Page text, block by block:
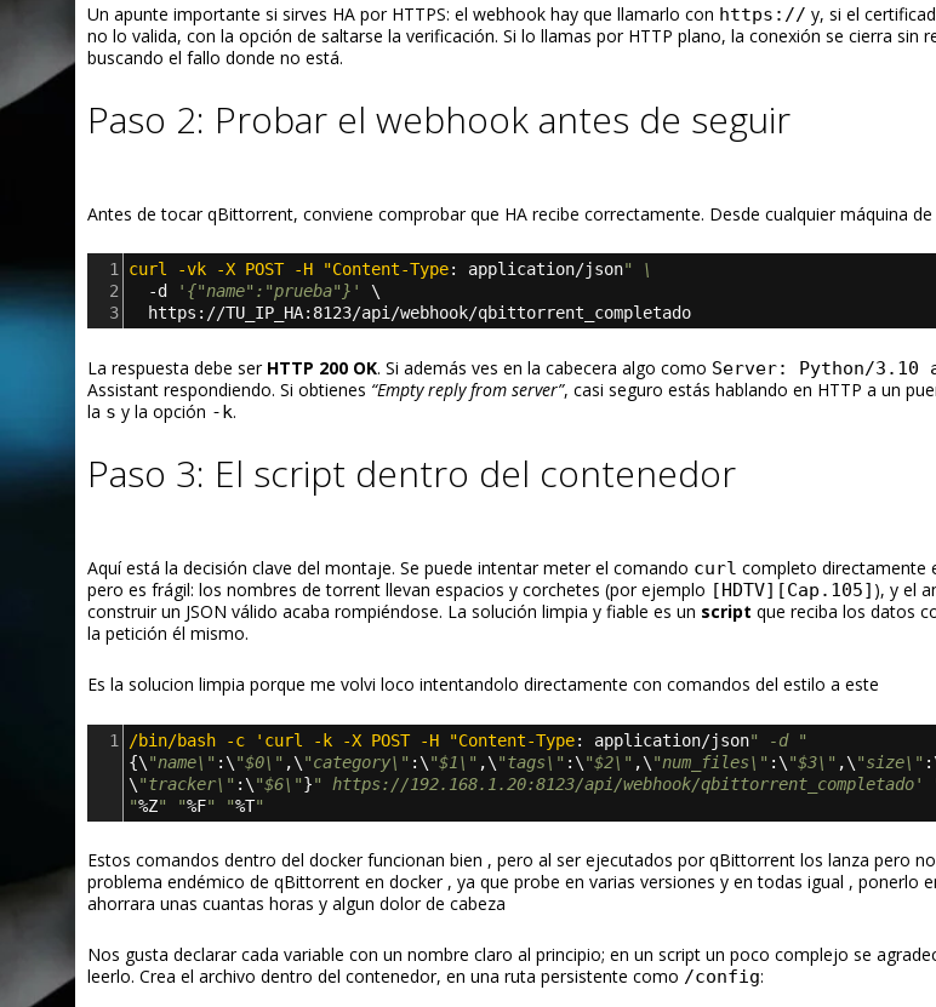
Un apunte importante si sirves HA por HTTPS: el webhook hay que llamarlo con https:// y, si el
no lo valida, con la opción de saltarse la verificación. Si lo llamas por HTTP plano, la conexión se cierra sin
buscando el fallo donde no está.
Paso 2: Probar el webhook antes de seguir
Antes de tocar qBittorrent, conviene comprobar que HA recibe correctamente. Desde cualquier máquina de
1 curl -vk -X POST -H "Content-Type: application/json" \
2
  -d
'{"name":"prueba"}'
\
3
  https://TU_IP_HA:8123/api/webhook/qbittorrent_completado
La respuesta debe ser HTTP 200 OK. Si además ves en la cabecera algo como Server: Python/3.10
Assistant respondiendo. Si obtienes “Empty reply from server”, casi seguro estás hablando en HTTP a un
la s y la opción -k.
Paso 3: El script dentro del contenedor
Aquí está la decisión clave del montaje. Se puede intentar meter el comando curl completo directamente
pero es frágil: los nombres de torrent llevan espacios y corchetes (por ejemplo [HDTV][Cap.105] ), y el
construir un JSON válido acaba rompiéndose. La solución limpia y fiable es un script que reciba los datos
la petición él mismo.
Es la solucion limpia porque me volvi loco intentandolo directamente con comandos del estilo a este
1 /bin/bash -c 'curl -k -X POST -H "Content-Type: application/json" -d "
{\ "name\" : \ "$0\" ,\ "category\" :\ "$1\" ,\ "tags\" :\ "$2\" ,\ "num_files\" :\ "$3\" ,\ "size\"
\ "tracker\" :\ "$6\"}" https://192.168.1.20:8123/api/webhook/qbittorrent_completado'
"%Z" "%F" "%T"
Estos comandos dentro del docker funcionan bien , pero al ser ejecutados por qBittorrent los lanza pero
problema endémico de qBittorrent en docker , ya que probe en varias versiones y en todas igual , ponerlo
ahorrara unas cuantas horas y algun dolor de cabeza
Nos gusta declarar cada variable con un nombre claro al principio; en un script un poco complejo se
leerlo. Crea el archivo dentro del contenedor, en una ruta persistente como /config: